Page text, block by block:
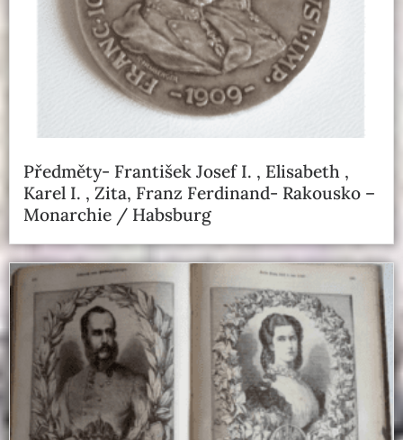
Předměty- František Josef I. , Elisabeth ,
Karel I. , Zita, Franz Ferdinand- Rakousko –
Monarchie / Habsburg